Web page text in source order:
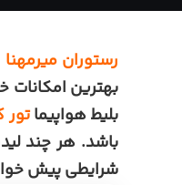
رستوران
بهترین
بلیط هواپیما
باشد. هر چند
شرایطی پیش